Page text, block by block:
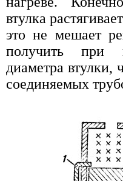
втулка
это не мешает
получить при
диаметра
соединяемых